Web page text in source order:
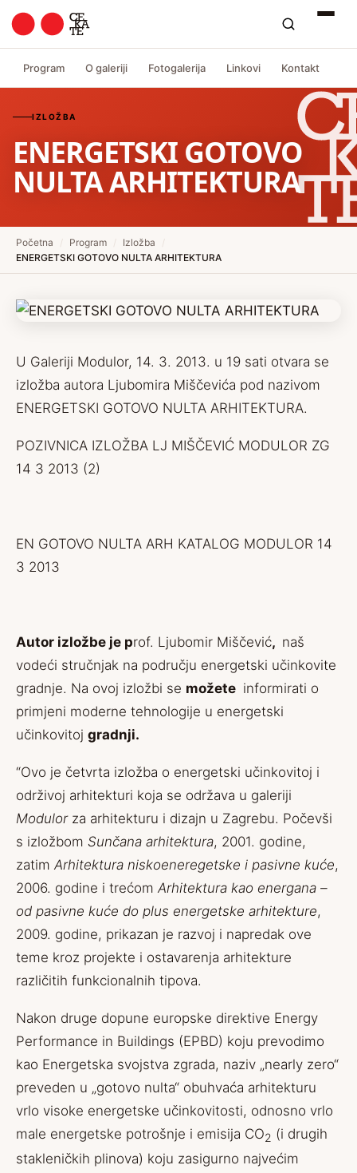
Program O galeriji Fotogalerija Linkovi Kontakt
IZLOŽBA
ENERGETSKI GOTOVO
NULTA ARHITEKTURA
Početna Program Izložba
ENERGETSKI GOTOVO NULTA ARHITEKTURA
U Galeriji Modulor, 14. 3. 2013. u 19 sati otvara se
izložba autora Ljubomira Miščevića pod nazivom
ENERGETSKI GOTOVO NULTA ARHITEKTURA.
POZIVNICA IZLOŽBA LJ MIŠČEVIĆ MODULOR ZG
14 3 2013 (2)
EN GOTOVO NULTA ARH KATALOG MODULOR 14
3 2013
Autor izložbe je prof. Ljubomir Miščević, naš
vodeći stručnjak na području energetski učinkovite
gradnje. Na ovoj izložbi se možete informirati o
primjeni moderne tehnologije u energetski
učinkovitoj gradnji.
“Ovo je četvrta izložba o energetski učinkovitoj i
održivoj arhitekturi koja se održava u galeriji
Modulorza arhitekturu i dizajn u Zagrebu. Počevši
s izložbom Sunčana arhitektura, 2001. godine,
zatim Arhitektura niskoeneregetske i pasivne kuće,
2006. godine i trećom Arhitektura kao energana –
od pasivne kuće do plus energetske arhitekture,
2009. godine, prikazan je razvoj i napredak ove
teme kroz projekte i ostavarenja arhitekture
različitih funkcionalnih tipova.
Nakon druge dopune europske direktive Energy
Performance in Buildings (EPBD) koju prevodimo
kao Energetska svojstva zgrada, naziv „nearly zero“
preveden u „gotovo nulta“ obuhvaća arhitekturu
vrlo visoke energetske učinkovitosti, odnosno vrlo
male energetske potrošnje i emisija CO2 (i drugih
stakleničkih plinova) koju zasigurno najvećim